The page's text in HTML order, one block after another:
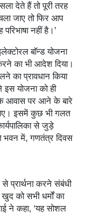
देते हैं तो पूरी तरह
जाए तो फिर आप
नहीं है।’
बॉन्ड योजना
का भी आदेश दिया।
का प्रावधान किया
इस योजना को ही
आवास पर आने के बारे
इसमें कुछ भी गलत
से जुड़े
भवन में, गणतंत्र दिवस
से प्रार्थना करने संबंधी
को सभी धर्मों का
ने कहा, ‘यह सोशल